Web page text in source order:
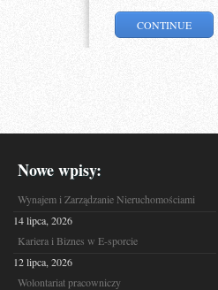
CONTINUE
Nowe wpisy:
Wynajem i Zarządzanie Nieruchomościami
14 lipca, 2026
Kariera i Biznes w E-sporcie
12 lipca, 2026
Wolontariat pracowniczy